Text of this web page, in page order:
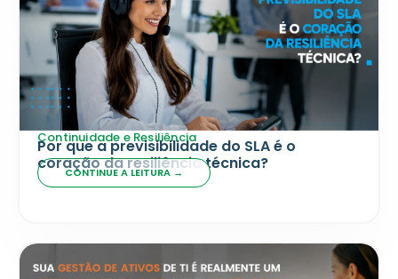
Continuidade e Resiliência
Por que a previsibilidade do SLA é o
coração da resiliência técnica?
CONTINUE A LEITURA →